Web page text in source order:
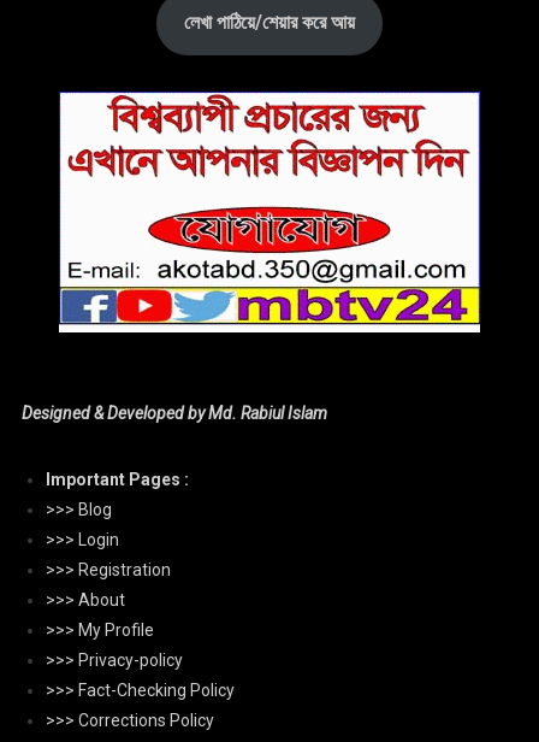
লেখা পাঠিয়ে/শেয়ার করে আয়
Designed & Developed by Md. Rabiul Islam
Important Pages :
>>> Blog
>>> Login
>>> Registration
>>> About
>>> My Profile
>>> Privacy-policy
>>> Fact-Checking Policy
>>> Corrections Policy